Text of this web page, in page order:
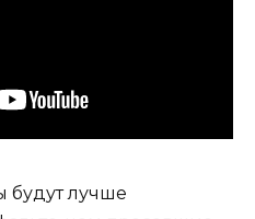
будут лучше